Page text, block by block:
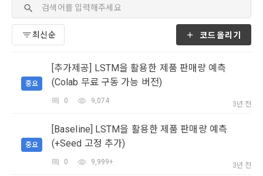
가. ***.dacon.io
2. "서비스"라 함은 “대회”, “교육”, “인재풀 등록” 등 사이트에서
제공하는 모든 서비스를 말한다. 그 외 "회사"가 운영하는 사이
트를 통해 개인이 등록한 자료를 DB화하여 각각의 목적에 맞게
3. "개인회원"이라 함은 서비스를 이용하기 위하여 이 약관에 동
의하고 "회사"와 이용 계약을 체결한 개인을 말한다.
4. “인재회원”이라 함은 “데이콘 인재풀 서비스”를 이용하기 위
용 의뢰 “기업회원”에게 개인정보, 프로젝트, 코드 등을 제공하
는 것에 동의한 “개인회원”을 말한다.
5. “기업회원”이라 함은 “회사”에 대회의 주최를 의뢰하거나, 채
정보주체로서 이용자는 자신의 개인정보에 대해 어떤 권리를 가
지고 있으며, 이를 어떤 방법과 절차로 행사할 수 있는지를 알려
인정보 보호를 위해 어떤 권리를 행사할 수 있는지도 함께 안내
합니다.
이미 발생한 피해를 복구하기 위해 누구에게 연락하여 어떤 도
움을 받을 수 있는지 알려 드립니다.
2. 미동의 시 불이익 사항
는 동의 거부 하시더라도 서비스 이용에 제한되지 않습니다.
단, 할인, 이벤트 및 이용자 맞춤형 상품 추천 등의 마케팅 정보
안내 서비스가 제한됩니다.
3. 서비스 정보 수신 동의 철회
DACON에서 제공하는 마케팅 정보를 원하지 않을 경우 ‘홈>계
정관리 페이지의 하단 마케팅(대회 진행, 교육 등) 정보 수신 동
코드올리기
중요
[추가제공] LSTM을 활용한 제품 판매량 예측
(Colab 무료 구동 가능 버전)
0 9,074 3년 전
중요
[Baseline] LSTM을 활용한 제품 판매량 예측
(+Seed 고정 추가)
0 9,999+ 3년 전